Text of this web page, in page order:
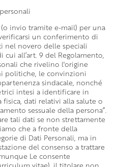
invio tramite e-mail) per una
un conferimento di
nel novero delle speciali
cui all’art. 9 del Regolamento,
che rivelino l'origine
politiche, le convinzioni
sindacale, nonché
intesi a identificare in
dati relativi alla salute o
sessuale della persona”.
tali dati se non strettamente
che a fronte della
di Dati Personali, ma in
del consenso a trattare
Le consente